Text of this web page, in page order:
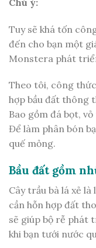
Tuy sẽ khá tốn
đến cho bạn một
Monstera phát
Theo tôi, công
hợp bầu đất thông
Bao gồm đá bọt,
Để làm phân bón
quế mỏng.
Bầu đất gồm
Cây trầu bà lá xẻ
cần hỗn hợp đất
sẽ giúp bộ rễ phát
khi bạn tưới nước